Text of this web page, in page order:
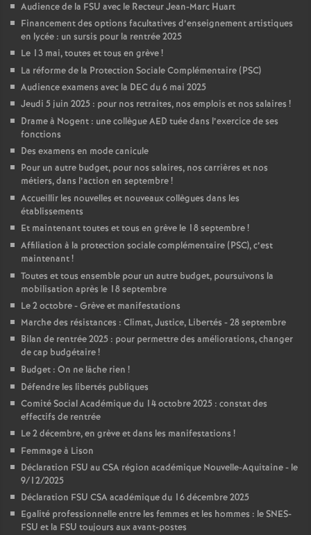
Audience de la FSU avec le Recteur Jean-Marc Huart
Financement des options facultatives d’enseignement artistiques
en lycée : un sursis pour la rentrée 2025
Le 13 mai, toutes et tous en grève!
La réforme de la Protection Sociale Complémentaire (PSC)
Audience examens avec la DEC du 6 mai 2025
Jeudi 5 juin 2025 : pour nos retraites, nos emplois et nos salaires !
Drame à Nogent : une collègue AED tuée dans l’exercice de ses
fonctions
Des examens en mode canicule
Pour un autre budget, pour nos salaires, nos carrières et nos
métiers, dans l’action en septembre!
Accueillir les nouvelles et nouveaux collègues dans les
établissements
Et maintenant toutes et tous en grève le 18 septembre!
Affiliation à la protection sociale complémentaire (PSC), c’est
maintenant!
Toutes et tous ensemble pour un autre budget, poursuivons la
mobilisation après le 18 septembre
Le 2 octobre - Grève et manifestations
Marche des résistances : Climat, Justice, Libertés - 28 septembre
Bilan de rentrée 2025 : pour permettre des améliorations, changer
de cap budgétaire!
Budget : On ne lâche rien !
Défendre les libertés publiques
Comité Social Académique du 14 octobre 2025 : constat des
effectifs de rentrée
Le 2 décembre, en grève et dans les manifestations !
Femmage à Lison
Déclaration FSU au CSA région académique Nouvelle-Aquitaine - le
9/12/2025
Déclaration FSU CSA académique du 16 décembre 2025
Egalité professionnelle entre les femmes et les hommes : le SNES-
FSU et la FSU toujours aux avant-postes